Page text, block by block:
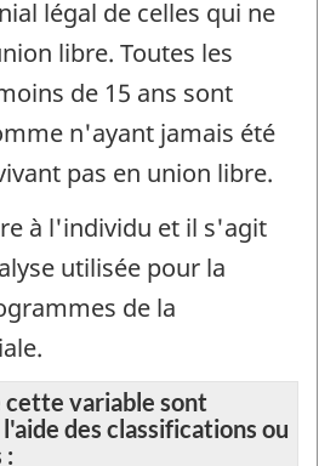
légal de celles qui ne
libre. Toutes les
de 15 ans sont
n'ayant jamais été
pas en union libre.
à l'individu et il s'agit
utilisée pour la
de la
cette variable sont
des classifications ou
: